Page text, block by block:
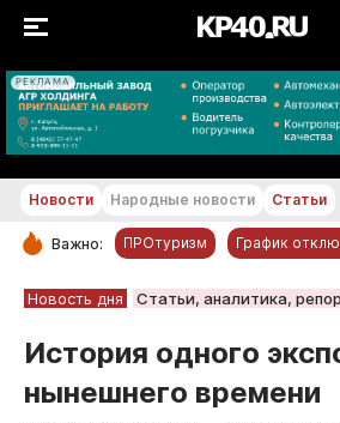
РЕКЛАМА
+20...+21
РУБРИКИ
Новости компаний
Статьи
Новости Народные новости Статьи
Важно: ПРОтуризм График
Новость дня Статьи, аналитика,
История одного
нынешнего времени